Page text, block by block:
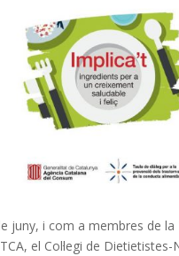
juny, i com a membres de la
el Col·legi de